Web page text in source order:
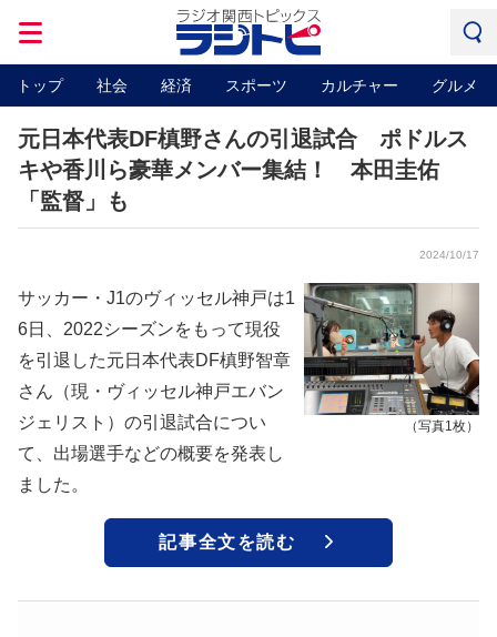
トップ 社会 経済 スポーツ カルチャー グルメ
元日本代表DF槙野さんの引退試合 ポドルス
キや香川ら豪華メンバー集結！ 本田圭佑
「監督」も
2024/10/17
（写真1枚）
サッカー・J1のヴィッセル神戸は1
6日、2022シーズンをもって現役
を引退した元日本代表DF槙野智章
さん（現・ヴィッセル神戸エバン
ジェリスト）の引退試合につい
て、出場選手などの概要を発表し
ました。
記事全文を読む